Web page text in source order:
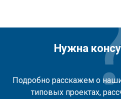
Нужна
Подробно расскажем о
типовых проектах,